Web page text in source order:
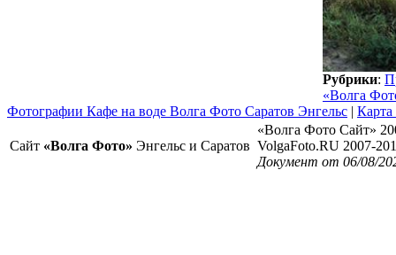
Рубрики:
«Волга
Фотографии Кафе на воде Волга Фото Саратов Энгельс | Карта
Сайт «Волга Фото» Энгельс и Саратов
«Волга Фото Сайт»
VolgaFoto.RU 2007-
Документ от 06/08/